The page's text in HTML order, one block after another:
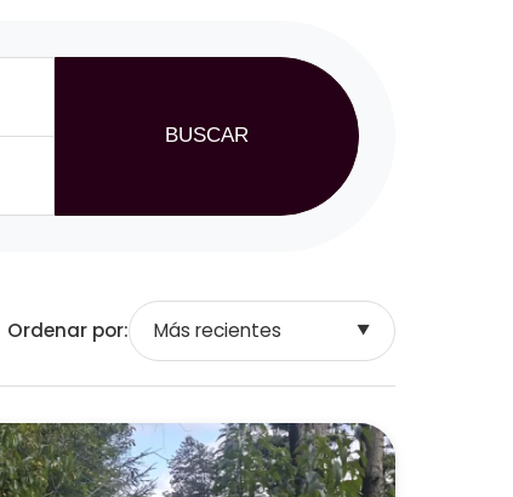
BUSCAR
Ordenar por: Más recientes ▼